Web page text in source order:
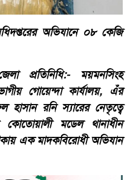
অভিযানে ০৮ কেজি
প্রতিনিধি:- ময়মনসিংহ
গোয়েন্দা কার্যালয়, এঁর
রনি স্যারের নেতৃত্বে
মডেল থানাধীন
এক মাদকবিরোধী অভিযান